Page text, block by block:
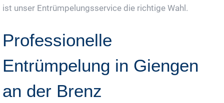
ist unser Entrümpelungsservice die richtige Wahl.
Professionelle
Entrümpelung in Giengen
an der Brenz